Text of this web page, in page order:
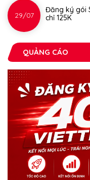
29/07
Đăng ký gói
chỉ 125K
QUẢNG CÁO